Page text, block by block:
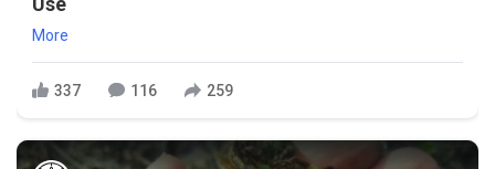
More
337 116 259